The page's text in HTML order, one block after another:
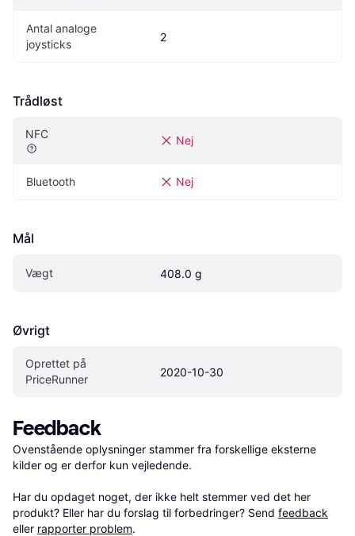
Antal analoge
joysticks
2
Trådløst
NFC Nej
Bluetooth Nej
Mål
Vægt 408.0 g
Øvrigt
Oprettet på
PriceRunner
2020-10-30
Feedback
Ovenstående oplysninger stammer fra forskellige eksterne
kilder og er derfor kun vejledende.
Har du opdaget noget, der ikke helt stemmer ved det her
produkt? Eller har du forslag til forbedringer? Send feedback
eller rapporter problem.